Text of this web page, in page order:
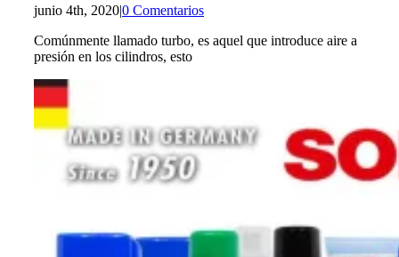
junio 4th, 2020|0 Comentarios
Comúnmente llamado turbo, es aquel que introduce aire a
presión en los cilindros, esto